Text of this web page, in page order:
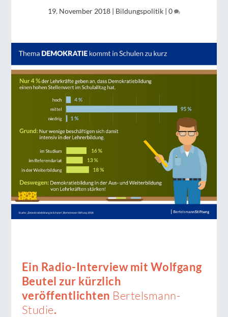
19. November 2018 | Bildungspolitik | 0
Ein Radio-Interview mit Wolfgang
Beutel zur kürzlich
veröffentlichten Bertelsmann-
Studie.